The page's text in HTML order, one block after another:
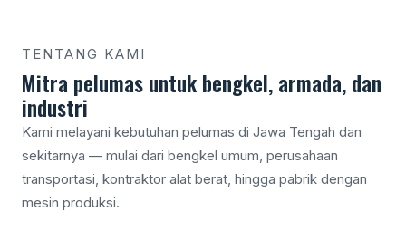
TENTANG KAMI
Mitra pelumas untuk bengkel, armada, dan
industri
Kami melayani kebutuhan pelumas di Jawa Tengah dan
sekitarnya — mulai dari bengkel umum, perusahaan
transportasi, kontraktor alat berat, hingga pabrik dengan
mesin produksi.